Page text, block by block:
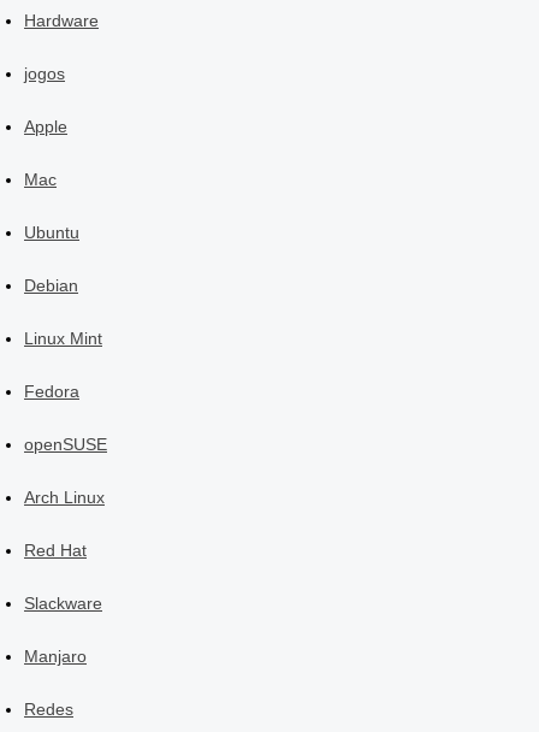
Hardware
jogos
Apple
Mac
Ubuntu
Debian
Linux Mint
Fedora
openSUSE
Arch Linux
Red Hat
Slackware
Manjaro
Redes